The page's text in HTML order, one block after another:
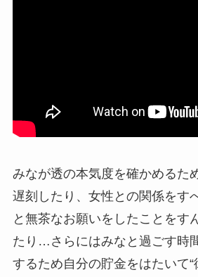
みなが透の本気度を確かめるた
遅刻したり、女性との関係をす
と無茶なお願いをしたことをす
たり…さらにはみなと過ごす時
するため自分の貯金をはたいて